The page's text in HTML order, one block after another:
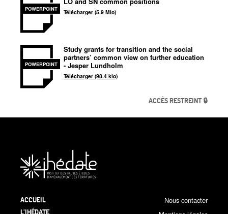
POWERPOINT Télécharger (5.9 Mio)
POWERPOINT
Study grants for transition and the social
partners’ common view on further education
- Jesper Lundholm
Télécharger (98.4 kio)
ACCÈS RESTREINT 🔒
ACCUEIL
L’IHÉDATE
Nous contacter